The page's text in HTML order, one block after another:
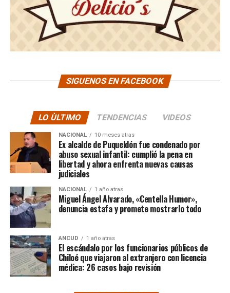
SIGUENOS EN FACEBOOK
LO ÙLTIMO TENDENCIAS VIDEOS
NACIONAL 10 meses atras
Ex alcalde de Puqueldón fue condenado por
abuso sexual infantil: cumplió la pena en
libertad y ahora enfrenta nuevas causas
judiciales
NACIONAL 1 año atras
Miguel Ángel Alvarado, «Centella Humor»,
denuncia estafa y promete mostrarlo todo
ANCUD 1 año atras
El escándalo por los funcionarios públicos de
Chiloé que viajaron al extranjero con licencia
médica: 26 casos bajo revisión